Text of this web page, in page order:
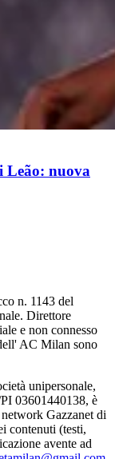
Leão: nuova
n. 1143 del
Direttore
e non connesso
AC Milan sono
unipersonale,
03601440138, è
Gazzanet di
contenuti (testi,
avente ad